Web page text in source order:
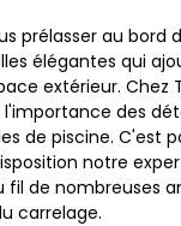
prélasser au bord
élégantes qui
extérieur. Chez
des
de piscine. C'est
notre
fil de nombreuses
carrelage.